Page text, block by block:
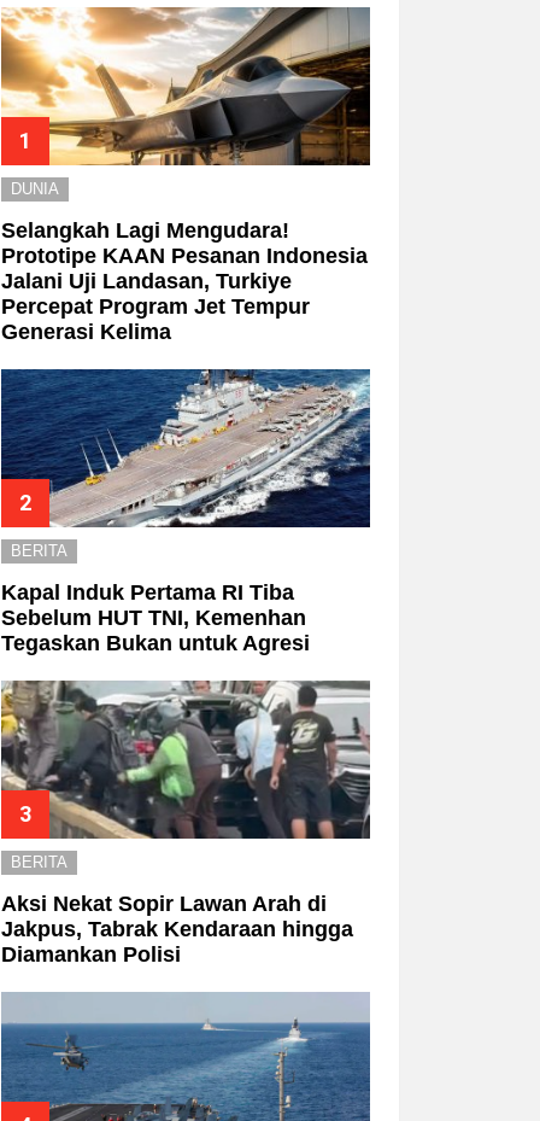
DUNIA
Selangkah Lagi Mengudara!
Prototipe KAAN Pesanan Indonesia
Jalani Uji Landasan, Turkiye
Percepat Program Jet Tempur
Generasi Kelima
BERITA
Kapal Induk Pertama RI Tiba
Sebelum HUT TNI, Kemenhan
Tegaskan Bukan untuk Agresi
BERITA
Aksi Nekat Sopir Lawan Arah di
Jakpus, Tabrak Kendaraan hingga
Diamankan Polisi